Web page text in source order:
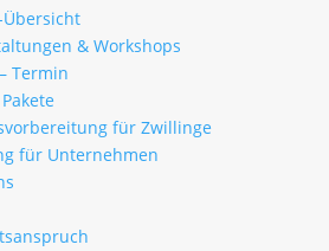
Übersicht
& Workshops
Termin
für Zwillinge
für Unternehmen